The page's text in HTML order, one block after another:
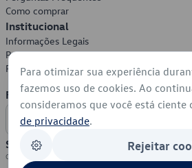
Como comprar
Institucional
Informações Legais
Política de Privacidade
Política de Cookies
Formas de Pagamento
Segurança
Para otimizar sua experiência
fazemos uso de cookies. Ao
consideramos que você está ciente
de privacidade.
Rejeitar